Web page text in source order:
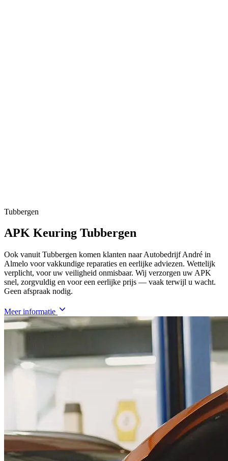
Tubbergen
APK Keuring Tubbergen
Ook vanuit Tubbergen komen klanten naar Autobedrijf André in
Almelo voor vakkundige reparaties en eerlijke adviezen. Wettelijk
verplicht, voor uw veiligheid onmisbaar. Wij verzorgen uw APK
snel, zorgvuldig en voor een eerlijke prijs — vaak terwijl u wacht.
Geen afspraak nodig.
Meer informatie